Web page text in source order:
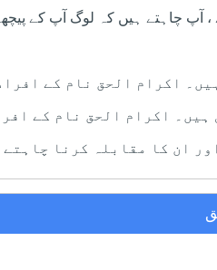
، آپ چاہتے ہیں کہ لوگ آپ کے
اکرام الحق نام کے
اکرام الحق نام کے
ان کا مقابلہ کرنا چاہتے